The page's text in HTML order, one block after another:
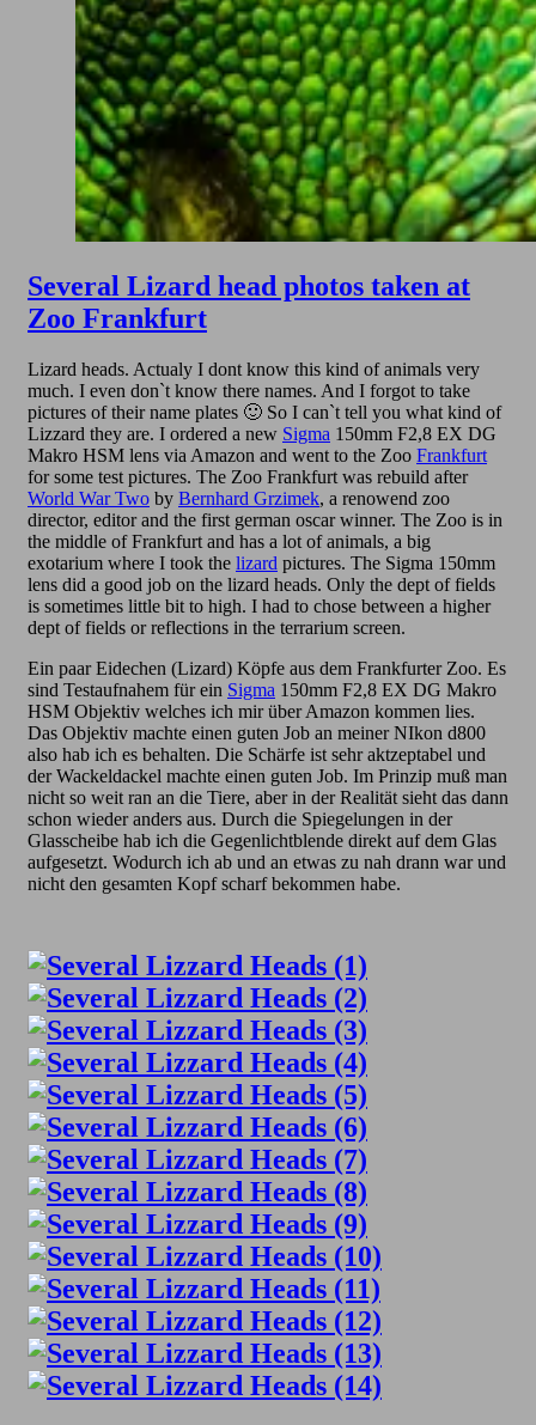
Several Lizard head photos taken at
Zoo Frankfurt
Lizard heads. Actualy I dont know this kind of animals very
much. I even don`t know there names. And I forgot to take
pictures of their name plates 🙂 So I can`t tell you what kind of
Lizzard they are. I ordered a new Sigma 150mm F2,8 EX DG
Makro HSM lens via Amazon and went to the Zoo Frankfurt
for some test pictures. The Zoo Frankfurt was rebuild after
World War Two by Bernhard Grzimek, a renowend zoo
director, editor and the first german oscar winner. The Zoo is in
the middle of Frankfurt and has a lot of animals, a big
exotarium where I took the lizard pictures. The Sigma 150mm
lens did a good job on the lizard heads. Only the dept of fields
is sometimes little bit to high. I had to chose between a higher
dept of fields or reflections in the terrarium screen.
Ein paar Eidechen (Lizard) Köpfe aus dem Frankfurter Zoo. Es
sind Testaufnahem für ein Sigma 150mm F2,8 EX DG Makro
HSM Objektiv welches ich mir über Amazon kommen lies.
Das Objektiv machte einen guten Job an meiner NIkon d800
also hab ich es behalten. Die Schärfe ist sehr aktzeptabel und
der Wackeldackel machte einen guten Job. Im Prinzip muß man
nicht so weit ran an die Tiere, aber in der Realität sieht das dann
schon wieder anders aus. Durch die Spiegelungen in der
Glasscheibe hab ich die Gegenlichtblende direkt auf dem Glas
aufgesetzt. Wodurch ich ab und an etwas zu nah drann war und
nicht den gesamten Kopf scharf bekommen habe.